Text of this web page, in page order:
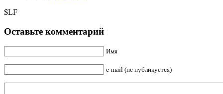
$LF
Оставьте комментарий
Имя
e-mail (не публикуется)